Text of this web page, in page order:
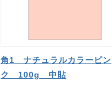
角1 ナチュラルカラーピン
ク 100g 中貼